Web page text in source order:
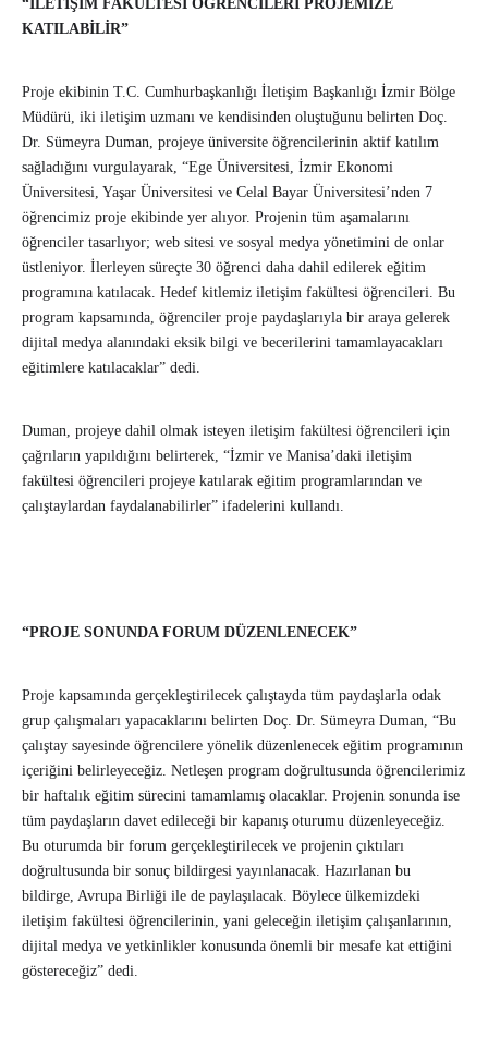
“İLETİŞİM FAKÜLTESİ ÖĞRENCİLERİ PROJEMİZE
KATILABİLİR”
Proje ekibinin T.C. Cumhurbaşkanlığı İletişim Başkanlığı İzmir Bölge
Müdürü, iki iletişim uzmanı ve kendisinden oluştuğunu belirten Doç.
Dr. Sümeyra Duman, projeye üniversite öğrencilerinin aktif katılım
sağladığını vurgulayarak, “Ege Üniversitesi, İzmir Ekonomi
Üniversitesi, Yaşar Üniversitesi ve Celal Bayar Üniversitesi’nden 7
öğrencimiz proje ekibinde yer alıyor. Projenin tüm aşamalarını
öğrenciler tasarlıyor; web sitesi ve sosyal medya yönetimini de onlar
üstleniyor. İlerleyen süreçte 30 öğrenci daha dahil edilerek eğitim
programına katılacak. Hedef kitlemiz iletişim fakültesi öğrencileri. Bu
program kapsamında, öğrenciler proje paydaşlarıyla bir araya gelerek
dijital medya alanındaki eksik bilgi ve becerilerini tamamlayacakları
eğitimlere katılacaklar” dedi.
Duman, projeye dahil olmak isteyen iletişim fakültesi öğrencileri için
çağrıların yapıldığını belirterek, “İzmir ve Manisa’daki iletişim
fakültesi öğrencileri projeye katılarak eğitim programlarından ve
çalıştaylardan faydalanabilirler” ifadelerini kullandı.
“PROJE SONUNDA FORUM DÜZENLENECEK”
Proje kapsamında gerçekleştirilecek çalıştayda tüm paydaşlarla odak
grup çalışmaları yapacaklarını belirten Doç. Dr. Sümeyra Duman, “Bu
çalıştay sayesinde öğrencilere yönelik düzenlenecek eğitim programının
içeriğini belirleyeceğiz. Netleşen program doğrultusunda öğrencilerimiz
bir haftalık eğitim sürecini tamamlamış olacaklar. Projenin sonunda ise
tüm paydaşların davet edileceği bir kapanış oturumu düzenleyeceğiz.
Bu oturumda bir forum gerçekleştirilecek ve projenin çıktıları
doğrultusunda bir sonuç bildirgesi yayınlanacak. Hazırlanan bu
bildirge, Avrupa Birliği ile de paylaşılacak. Böylece ülkemizdeki
iletişim fakültesi öğrencilerinin, yani geleceğin iletişim çalışanlarının,
dijital medya ve yetkinlikler konusunda önemli bir mesafe kat ettiğini
göstereceğiz” dedi.